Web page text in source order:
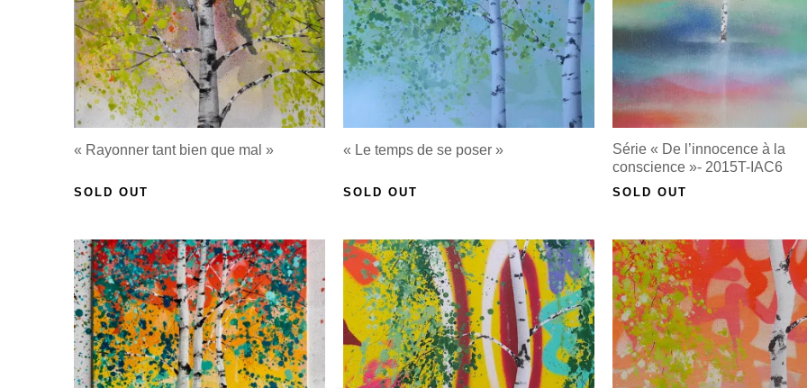
« Rayonner tant bien que mal » « Le temps de se poser »
Série « De l’innocence à la
conscience »- 2015T-IAC6